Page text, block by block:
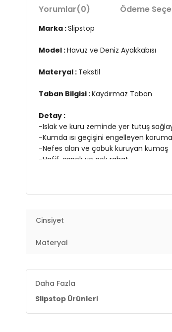
Yorumlar(0) Ödeme
Marka :Slipstop
Model :Havuz ve Deniz Ayakkabısı
Materyal : Tekstil
Taban Bilgisi :Kaydırmaz Taban
Detay :
-Islak ve kuru zeminde yer tutuş
-Kumda ısı geçişini engelleyen koruma
-Nefes alan ve çabuk kuruyan kumaş
-Hafif, esnek ve çok rahat
-Özel tabanı sayesinde ıslak zemin
Cinsiyet
Materyal
Daha Fazla
Slipstop Ürünleri